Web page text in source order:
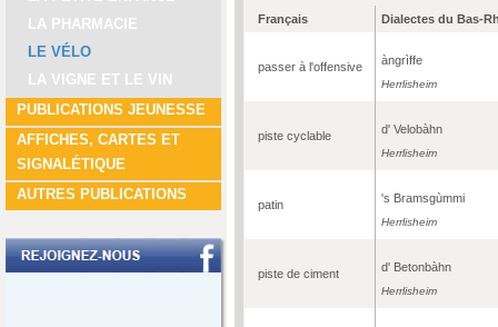
LA PHARMACIE
LE VÉLO
LA VIGNE ET LE VIN
PUBLICATIONS JEUNESSE
AFFICHES, CARTES ET
SIGNALÉTIQUE
AUTRES PUBLICATIONS
Français Dialectes du Bas-
passer à l'offensive àngrìffe
Herrlisheim
piste cyclable d' Velobàhn
Herrlisheim
patin 's Bramsgùmmi
Herrlisheim
piste de ciment d' Betonbàhn
Herrlisheim